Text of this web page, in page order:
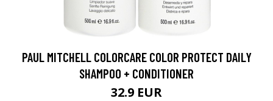
PAUL MITCHELL COLORCARE COLOR PROTECT DAILY
SHAMPOO + CONDITIONER
32.9 EUR